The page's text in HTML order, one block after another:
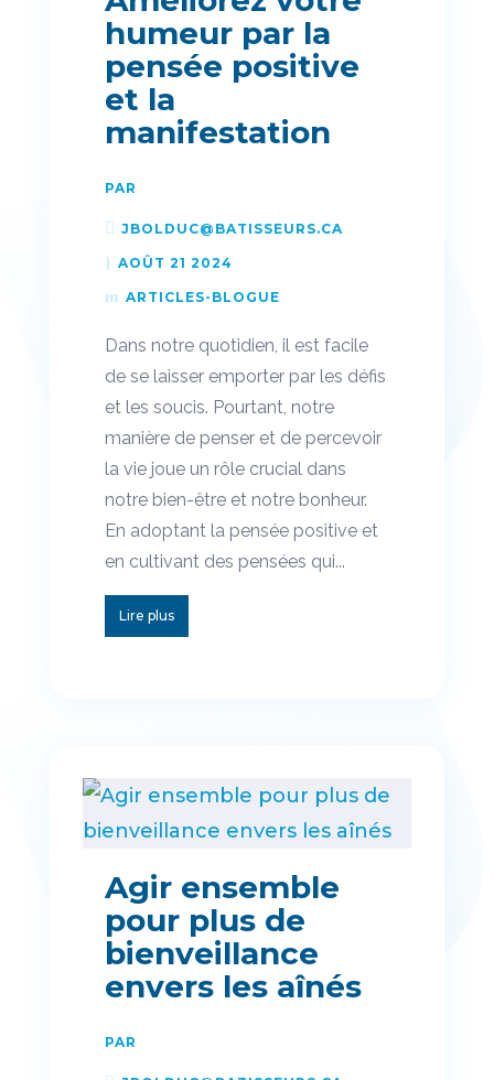
humeur par la
pensée positive
et la
manifestation
PAR
JBOLDUC@BATISSEURS.CA
AOÛT 21 2024
ARTICLES-BLOGUE
Dans notre quotidien, il est facile
de se laisser emporter par les défis
et les soucis. Pourtant, notre
manière de penser et de percevoir
la vie joue un rôle crucial dans
notre bien-être et notre bonheur.
En adoptant la pensée positive et
en cultivant des pensées qui...
Lire plus
Agir ensemble
pour plus de
bienveillance
envers les aînés
PAR